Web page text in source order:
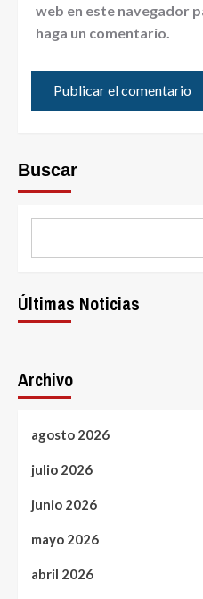
web en este navegador
haga un comentario.
Buscar
Últimas Noticias
Archivo
agosto 2026
julio 2026
junio 2026
mayo 2026
abril 2026